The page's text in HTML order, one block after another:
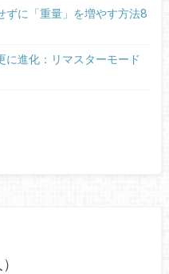
ずに「重量」を増やす方法8
に進化：リマスターモード